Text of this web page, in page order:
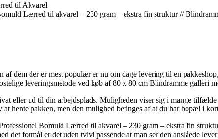
til Akvarel
Lærred til akvarel – 230 gram – ekstra fin struktur //
dem der er mest populær er nu om dage levering til en
leveringsmetode ved køb af 80 x 80 cm Blindramme galleri
eller ud til din arbejdsplads. Muligheden viser sig i mange
hente pakken, men den mulighed betinges af at du har bopæl i
Bomuld Lærred til akvarel – 230 gram – ekstra fin
det formål er det uden tvivl passende at man ser den anslåede